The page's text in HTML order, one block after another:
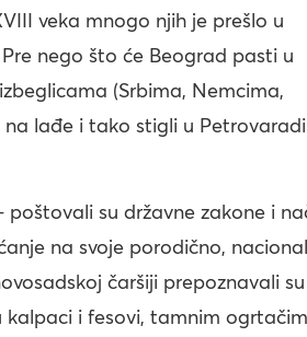
veka mnogo njih je prešlo u
nego što će Beograd pasti u
(Srbima, Nemcima,
na lađe i tako stigli u
su državne zakone i
na svoje porodično,
čaršiji prepoznavali
i fesovi, tamnim